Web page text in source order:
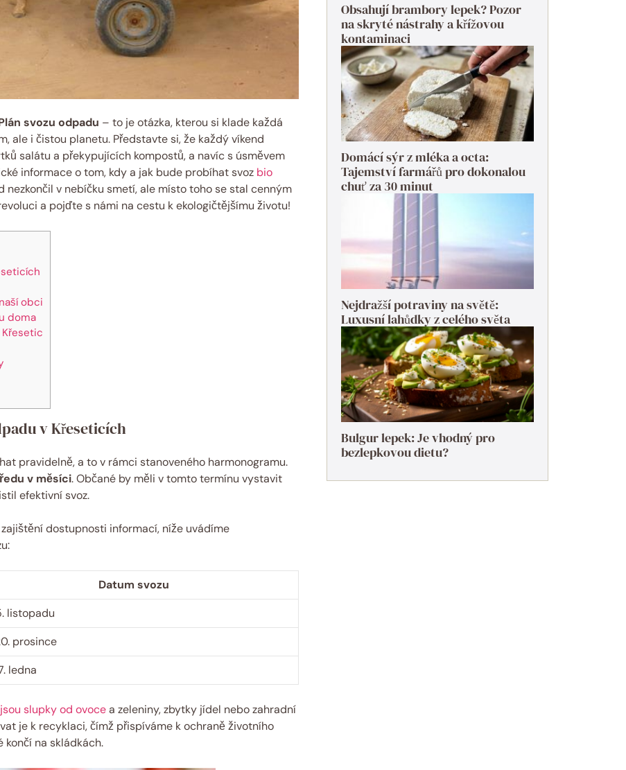
svozu odpadu – ​to je otázka, kterou​ si‌ klade každá​
ale i čistou planetu.​ Představte si, že každý víkend‌
salátu a ⁤překypujících kompostů, a navíc s úsměvem
informace o tom, kdy a​ jak bude⁣ probíhat svoz bio
nezkončil v nebíčku smetí, ale místo toho se stal cenným
⁣a ‍pojďte s námi na cestu ⁢k ekologičtějšímu životu!
obci
doma
v Křeseticích
pravidelně, a ​to⁣ v rámci stanoveného‌ harmonogramu.
v měsíci.‍ Občané ⁤by měli v ‌tomto termínu vystavit
efektivní⁤ svoz.
⁢dostupnosti informací, níže uvádíme
Datum svozu
listopadu
prosince
ledna
slupky od ovocea zeleniny, zbytky jídel‍ nebo zahradní
je k recyklaci,​ čímž ​přispíváme k ochraně životního
na ⁢skládkách.
Obsahují brambory lepek? Pozor
na skryté nástrahy a křížovou
kontaminaci
Domácí sýr z mléka a octa:
Tajemství farmářů pro dokonalou
chuť za 30 minut
Nejdražší potraviny na světě:
Luxusní lahůdky z celého světa
Bulgur lepek: Je vhodný pro
bezlepkovou dietu?